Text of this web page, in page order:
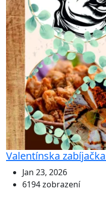
Valentínska
Jan 23, 2026
6194 zobrazení